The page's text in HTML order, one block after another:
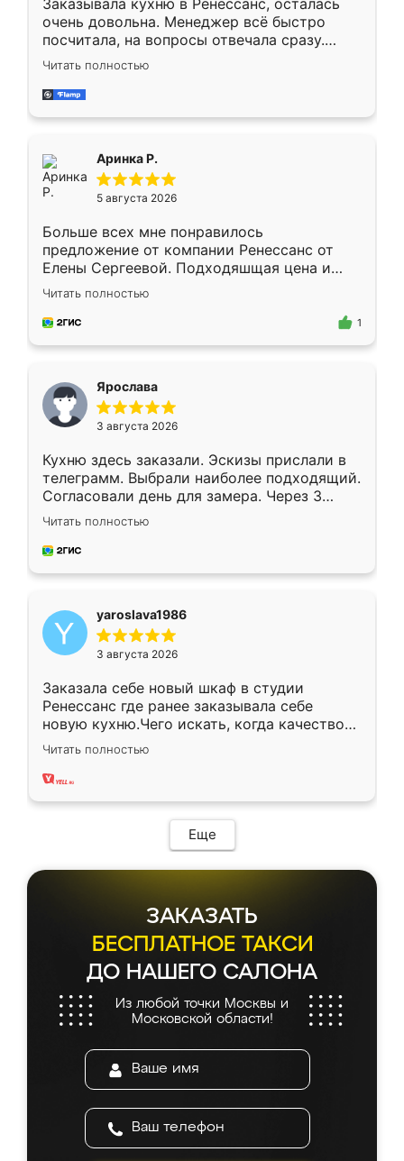
Заказывала кухню в Ренессанс, осталась
очень довольна. Менеджер всё быстро
посчитала, на вопросы отвечала сразу.
Замерщик приехал в субботу, подошёл к
делу со всей ответственностью. Собрали
за день, ребята работали аккуратно, даже
Читать полностью
Аринка Р.
5 августа 2026
Больше всех мне понравилось
предложение от компании Ренессанс от
Елены Сергеевой. Подходяшщая цена и
короткие сроки изготовления. Приехавший
для замера сотрудник Владислав
предложил по моему эскизу самый
Читать полностью
1
Ярослава
3 августа 2026
Кухню здесь заказали. Эскизы прислали в
телеграмм. Выбрали наиболее подходящий.
Согласовали день для замера. Через 3
недели кухня была уже готова. Остались
довольны работой. Спасибо Ренессанс
мебель за качественную работу!
Читать полностью
yaroslava1986
3 августа 2026
Заказала себе новый шкаф в студии
Ренессанс где ранее заказывала себе
новую кухню.Чего искать, когда качеством
вполне довольна. Служит кухня уже почти
два года, нареканий нет.
Читать полностью
Еще
ЗАКАЗАТЬ
БЕСПЛАТНОЕ ТАКСИ
ДО НАШЕГО САЛОНА
Из любой точки Москвы и
Московской области!